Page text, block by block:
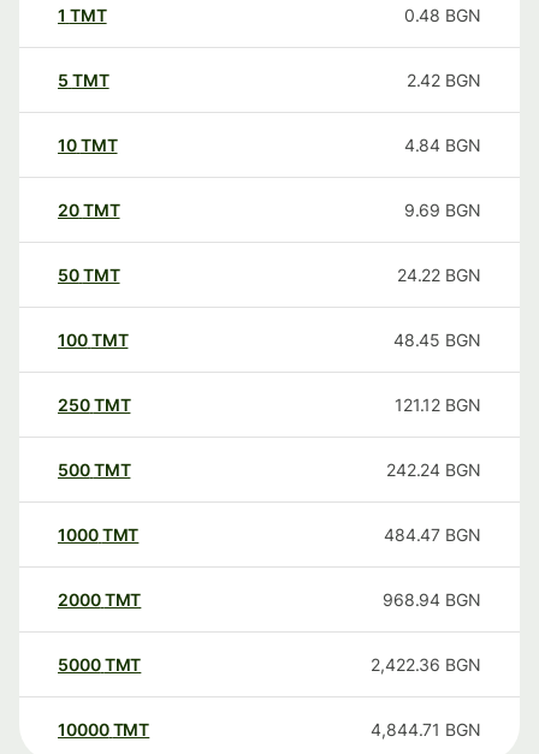
1 TMT 0.48 BGN
5 TMT 2.42 BGN
10TMT 4.84 BGN
20TMT 9.69 BGN
50TMT 24.22 BGN
100TMT 48.45 BGN
250TMT 121.12 BGN
500TMT 242.24 BGN
1000TMT 484.47 BGN
2000TMT 968.94 BGN
5000TMT 2,422.36 BGN
10000 TMT 4,844.71 BGN